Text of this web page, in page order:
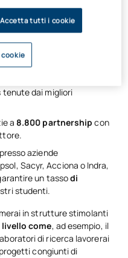
in Ingegneria civile a
nel settore
percorso, sarai abilitato a
metodologie “Agile”
dai migliori
a 8.800 partnershipcon
aziende
Sacyr, Acciona o Indra,
un tassodi
studenti.
in strutture stimolanti
come, ad esempio, il
di ricerca lavorerai
congiunti di
Accetta tutti i cookie